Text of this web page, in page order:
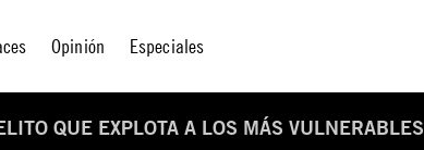
Opinión Especiales
QUE EXPLOTA A LOS MÁS VULNERABLES